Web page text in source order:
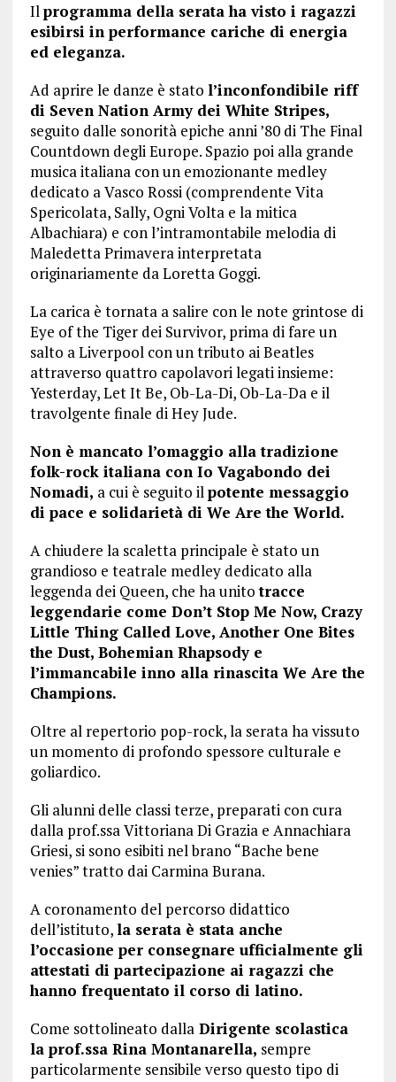
Ilprogramma della serata ha visto i ragazzi
esibirsi in performance cariche di energia
ed eleganza.
Ad aprire le danze è stato l’inconfondibile riff
di Seven Nation Army dei White Stripes,
seguito dalle sonorità epiche anni ’80 di The Final
Countdown degli Europe. Spazio poi alla grande
musica italiana con un emozionante medley
dedicato a Vasco Rossi (comprendente Vita
Spericolata, Sally, Ogni Volta e la mitica
Albachiara) e con l’intramontabile melodia di
Maledetta Primavera interpretata
originariamente da Loretta Goggi.
La carica è tornata a salire con le note grintose di
Eye of the Tiger dei Survivor, prima di fare un
salto a Liverpool con un tributo ai Beatles
attraverso quattro capolavori legati insieme:
Yesterday, Let It Be, Ob-La-Di, Ob-La-Da e il
travolgente finale di Hey Jude.
Non è mancato l’omaggio alla tradizione
folk-rock italiana con Io Vagabondo dei
Nomadi, a cui è seguito ilpotente messaggio
di pace e solidarietà di We Are the World.
A chiudere la scaletta principale è stato un
grandioso e teatrale medley dedicato alla
leggenda dei Queen, che ha unitotracce
leggendarie come Don’t Stop Me Now, Crazy
Little Thing Called Love, Another One Bites
the Dust, Bohemian Rhapsody e
l’immancabile inno alla rinascita We Are the
Champions.
Oltre al repertorio pop-rock, la serata ha vissuto
un momento di profondo spessore culturale e
goliardico.
Gli alunni delle classi terze, preparati con cura
dalla prof.ssa Vittoriana Di Grazia e Annachiara
Griesi, si sono esibiti nel brano “Bache bene
venies” tratto dai Carmina Burana.
A coronamento del percorso didattico
dell’istituto,la serata è stata anche
l’occasione per consegnare ufficialmente gli
attestati di partecipazione ai ragazzi che
hanno frequentato il corso di latino.
Come sottolineato dallaDirigente scolastica
la prof.ssa Rina Montanarella, sempre
particolarmente sensibile verso questo tipo di